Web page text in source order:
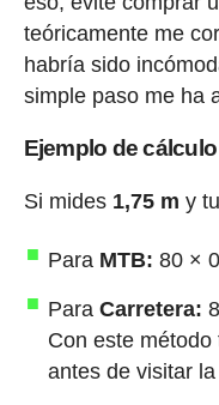
teóricamente me
habría sido
simple paso me ha
Ejemplo de
Si mides 1,75 m y
Para MTB: 80 ×
Para Carretera:
Con este
antes de visitar